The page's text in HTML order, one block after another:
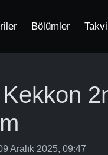
Bölümler
Aralık 2025, 09:47